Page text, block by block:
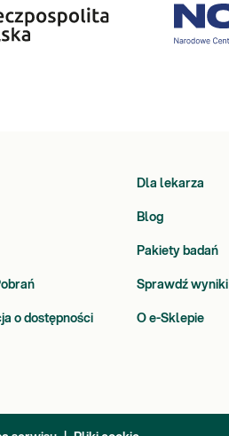
Dla lekarza
Blog
Pakiety badań
Sprawdź wyniki
o dostępności O e-Sklepie